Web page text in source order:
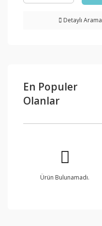
Detaylı Arama
En Populer
Olanlar
Ürün Bulunamadı.